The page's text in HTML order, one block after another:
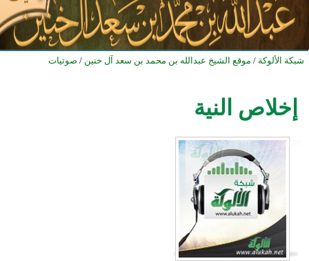
شبكة الألوكة / موقع الشيخ عبدالله بن محمد بن سعد آل خنين / صوتيات
إخلاص النية